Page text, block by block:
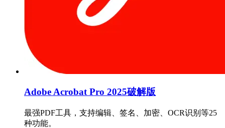
Adobe Acrobat Pro 2025破解版
最强PDF工具，支持编辑、签名、加密、OCR识别等25
种功能。